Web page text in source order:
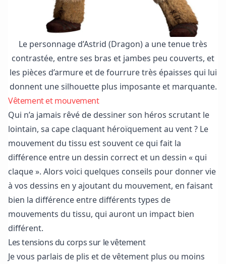
Le personnage d’Astrid (Dragon) a une tenue très
contrastée, entre ses bras et jambes peu couverts, et
les pièces d’armure et de fourrure très épaisses qui lui
donnent une silhouette plus imposante et marquante.
Vêtement et mouvement
Qui n’a jamais rêvé de dessiner son héros scrutant le
lointain, sa cape claquant héroïquement au vent ? Le
mouvement du tissu est souvent ce qui fait la
différence entre un dessin correct et un dessin « qui
claque ». Alors voici quelques conseils pour donner vie
à vos dessins en y ajoutant du mouvement, en faisant
bien la différence entre différents types de
mouvements du tissu, qui auront un impact bien
différent.
Les tensions du corps sur le vêtement
Je vous parlais de plis et de vêtement plus ou moins